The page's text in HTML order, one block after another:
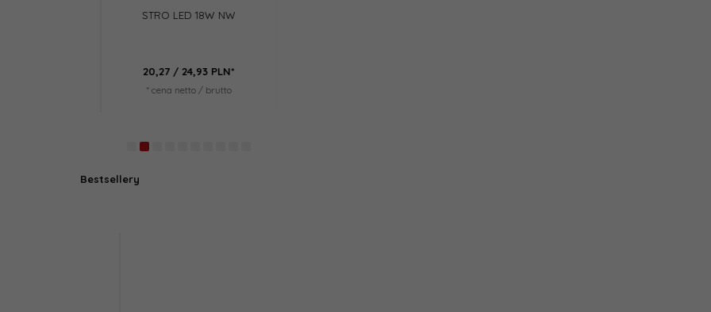
STRO LED 18W NW
20,27 / 24,93 PLN*
* cena netto / brutto
Bestsellery